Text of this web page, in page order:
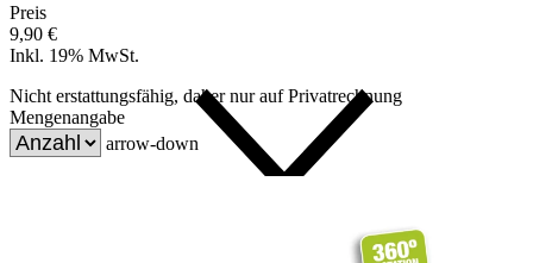
Preis
9,90 €
Inkl. 19% MwSt.
Nicht erstattungsfähig, daher nur auf Privatrechnung
Mengenangabe
arrow-down